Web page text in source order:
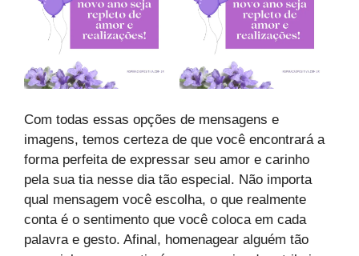
Com todas essas opções de mensagens e
imagens, temos certeza de que você encontrará a
forma perfeita de expressar seu amor e carinho
pela sua tia nesse dia tão especial. Não importa
qual mensagem você escolha, o que realmente
conta é o sentimento que você coloca em cada
palavra e gesto. Afinal, homenagear alguém tão